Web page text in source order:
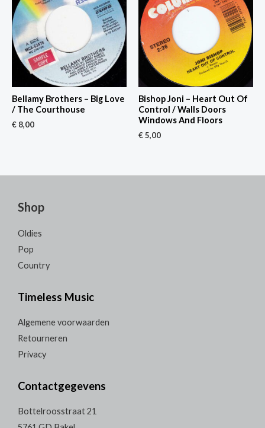
Bellamy Brothers – Big Love
/ The Courthouse
€ 8,00
Bishop Joni – Heart Out Of
Control / Walls Doors
Windows And Floors
€5,00
Shop
Oldies
Pop
Country
Timeless Music
Algemene voorwaarden
Retourneren
Privacy
Contactgegevens
Bottelroosstraat 21